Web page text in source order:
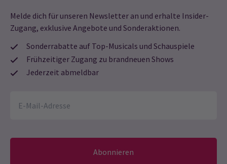
Melde dich für unseren Newsletter an und erhalte Insider-
Zugang, exklusive Angebote und Sonderaktionen.
Sonderrabatte auf Top-Musicals und Schauspiele
Frühzeitiger Zugang zu brandneuen Shows
Jederzeit abmeldbar
Abonnieren